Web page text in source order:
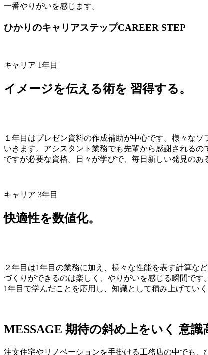
一番やりがいを感じます。
ひかりのキャリアステップCAREER STEP
キャリア 1年目
イメージを伝える術を 習得する。
１年目はプレゼン資料の作成補助が中心です。様々な
いきます。アシスタント業務でも先輩から感謝される
ですが必要な資格。日々が学びで、毎日新しい発見のあ
キャリア 3年目
快適性を数値化。
２年目は1年目の業務に加え、様々な性能を表す計算な
づくりができるのは楽しく、やりがいを感じる瞬間で
1年目で学んだことを応用し、知識として積み上げていく
MESSAGE 期待の斜め上をいく 意識
注文住宅やリノベーションを手掛ける工務店の中でも